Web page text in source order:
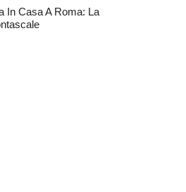
In Casa A Roma: La